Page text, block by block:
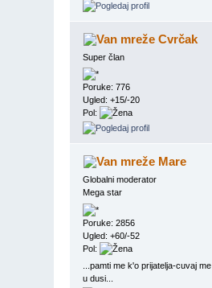
Cvrčak
Super član
Poruke: 776
Ugled: +15/-20
Pol:
Mare
Globalni moderator
Mega star
Poruke: 2856
Ugled: +60/-52
Pol:
...pamti me k'o prijatelja-cuvaj me
u dusi...